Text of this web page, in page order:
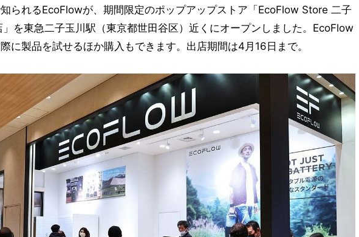
られるEcoFlowが、期間限定のポップアップストア「EcoFlow Store 二子
を東急二子玉川駅（東京都世田谷区）近くにオープンしました。EcoFlow
に製品を試せるほか購入もできます。出店期間は4月16日まで。